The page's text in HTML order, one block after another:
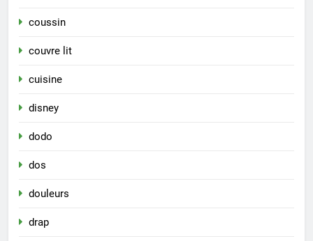
coussin
couvre lit
cuisine
disney
dodo
dos
douleurs
drap